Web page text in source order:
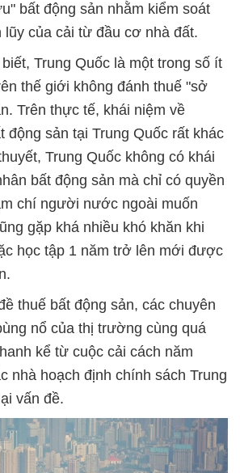
bất động sản nhằm kiểm soát
của cải từ đầu cơ nhà đất.
Trung Quốc là một trong số ít
thế giới không đánh thuế "sở
Trên thực tế, khái niệm về
động sản tại Trung Quốc rất khác
Trung Quốc không có khái
bất động sản mà chỉ có quyền
chí người nước ngoài muốn
gặp khá nhiều khó khăn khi
học tập 1 năm trở lên mới được
thuế bất động sản, các chuyên
nổ của thị trường cùng quá
kể từ cuộc cải cách năm
nhà hoạch định chính sách Trung
vấn đề.